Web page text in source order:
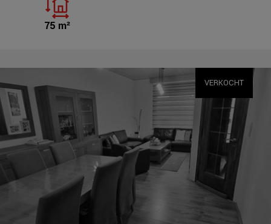
75 m²
VERKOCHT